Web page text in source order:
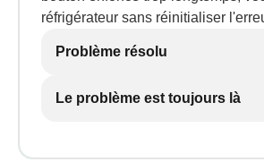
réfrigérateur sans réinitialiser
Problème résolu
Le problème est toujours là